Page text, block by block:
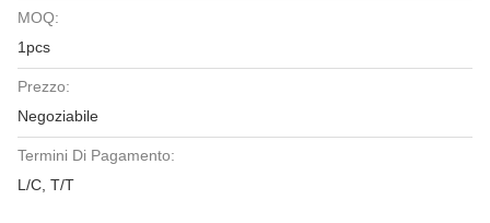
MOQ:
1pcs
Prezzo:
Negoziabile
Termini Di Pagamento:
L/C, T/T